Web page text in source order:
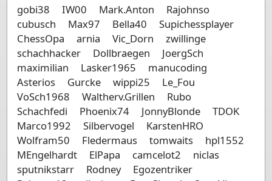
gobi38
IW00 Mark.Anton
Rajohnso
cubusch
Max97 Bella40
Supichessplayer
ChessOpa
arnia Vic_Dorn
zwillinge
schachhacker
Dollbraegen
JoergSch
maximilian
Lasker1965
manucoding
Asterios
Gurcke wippi25
Le_Fou
VoSch1968
Waltherv.Grillen
Rubo
Schachfedi
Phoenix74 JonnyBlonde
TDOK
Marco1992
Silbervogel
KarstenHRO
Wolfram50
Fledermaus tomwaits
hpl1552
MEngelhardt
ElPapa camcelot2
niclas
sputnikstarr
Rodney
Egozentriker